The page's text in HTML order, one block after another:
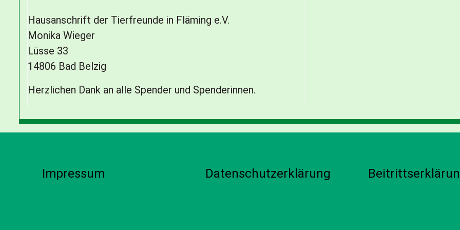
Hausanschrift der Tierfreunde in Fläming e.V.
Monika Wieger
Lüsse 33
14806 Bad Belzig
Herzlichen Dank an alle Spender und Spenderinnen.
Impressum Datenschutzerklärung